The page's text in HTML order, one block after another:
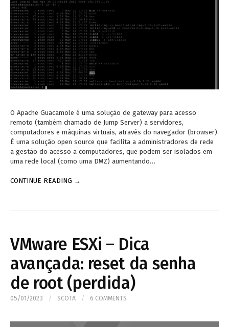
O Apache Guacamole é uma solução de gateway para acesso
remoto (também chamado de Jump Server) a servidores,
computadores e máquinas virtuais, através do navegador (browser).
É uma solução open source que facilita a administradores de rede
a gestão do acesso a computadores, que podem ser isolados em
uma rede local (como uma DMZ) aumentando…
CONTINUE READING →
VMware ESXi – Dica
avançada: reset da senha
de root (perdida)
05/01/2023 / SCOTA / 6 COMMENTS